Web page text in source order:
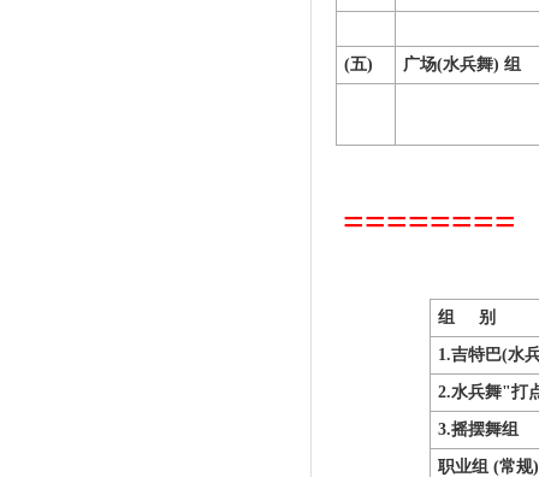
(五) 广场(水兵舞) 组
========
组 别
1.吉特巴(水
2.水兵舞"打
3.摇摆舞组
职业组 (常规)